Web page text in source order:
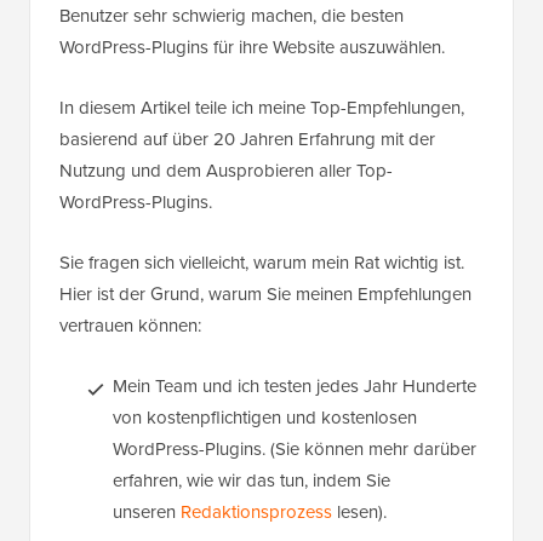
Benutzer sehr schwierig machen, die besten
WordPress-Plugins für ihre Website auszuwählen.
In diesem Artikel teile ich meine Top-Empfehlungen,
basierend auf über 20 Jahren Erfahrung mit der
Nutzung und dem Ausprobieren aller Top-
WordPress-Plugins.
Sie fragen sich vielleicht, warum mein Rat wichtig ist.
Hier ist der Grund, warum Sie meinen Empfehlungen
vertrauen können:
Mein Team und ich testen jedes Jahr Hunderte
von kostenpflichtigen und kostenlosen
WordPress-Plugins. (Sie können mehr darüber
erfahren, wie wir das tun, indem Sie
unseren Redaktionsprozess lesen).